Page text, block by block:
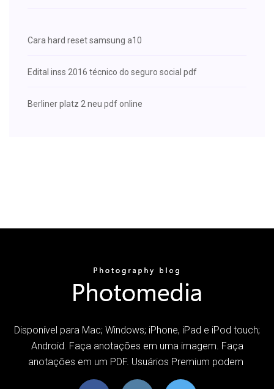
Cara hard reset samsung a10
Edital inss 2016 técnico do seguro social pdf
Berliner platz 2 neu pdf online
Disponível para Mac; Windows; iPhone, iPad e iPod touch;
Android. Faça anotações em uma imagem. Faça
anotações em um PDF. Usuários Premium podem